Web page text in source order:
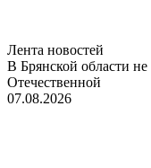
Лента новостей
В Брянской области не
Отечественной
07.08.2026